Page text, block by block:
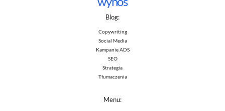
Blog:
Copywriting
Social Media
Kampanie ADS
SEO
Strategia
Tłumaczenia
Menu: